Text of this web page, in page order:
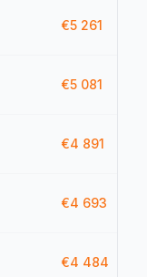
€5 261
€5 081
€4 891
€4 693
€4 484